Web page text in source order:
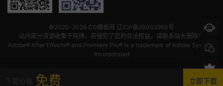
免费 立即下载
©2020-2026 CG模板网 辽ICP备20002950号
站内部分资源收集于网络，若侵犯了您的合法权益，请联系站长删除！
Adobe® After Effects® and Premiere Pro® is a trademark of Adobe Systems
Incorporated